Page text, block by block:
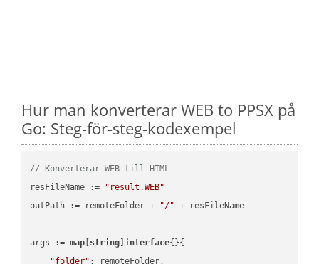
Hur man konverterar WEB to PPSX på
Go: Steg-för-steg-kodexempel
// Konverterar WEB till HTML
resFileName :=
"result.WEB"
outPath := remoteFolder +
"/" + resFileName
args := map string ]interface{}{
"folder" : remoteFolder,